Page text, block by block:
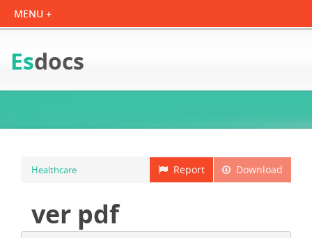
Esdocs
Download
Report
Healthcare
ver pdf